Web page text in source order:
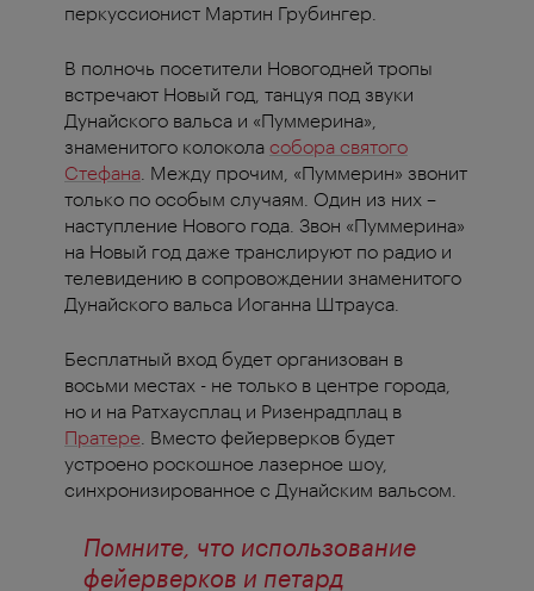
перкуссионист Мартин Грубингер.
В полночь посетители Новогодней тропы
встречают Новый год, танцуя под звуки
Дунайского вальса и «Пуммерина»,
знаменитого колокола собора святого
Стефана . Между прочим, «Пуммерин» звонит
только по особым случаям. Один из них –
наступление Нового года. Звон «Пуммерина»
на Новый год даже транслируют по радио и
телевидению в сопровождении знаменитого
Дунайского вальса Иоганна Штрауса.
Бесплатный вход будет организован в
восьми местах - не только в центре города,
но и на Ратхаусплац и Ризенрадплац в
Пратере . Вместо фейерверков будет
устроено роскошное лазерное шоу,
синхронизированное с Дунайским вальсом.
Помните, что использование
фейерверков и петард